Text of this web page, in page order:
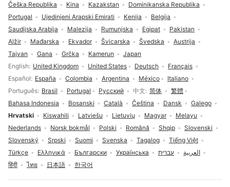
Odabir jezika
English United Kingdom United States Deutsch
Français
Español
España Colombia Argentina México
Italiano
Português Brasil Portugal Русский 中文 简体
繁體
Bahasa Indonesia
Bosanski Català Čeština Dansk
Galego
Hrvatski
Kiswahili Latviešu Lietuvių Magyar
Melayu
Nederlands
Norsk bokmål Polski Română Shqip
Slovenski
Slovenský
Srpski Suomi Svenska Tagalog
Tiếng Việt
Türkçe
Ελληνικά Български Українська עברית
العربية
हिंदी
ไทย 日本語 한국어
Češka Republika
Kina Kazakstan
Dominikanska Republika
Portugal
Ujedinjeni Arapski Emirati Kenija
Belgija
Saudijska Arabija
Malezija Rumunjska Egipat
Pakistan
Alžir
Mađarska Ekvador Švicarska Švedska
Austrija
Tajvan
Gana Grčka Kamerun Japan